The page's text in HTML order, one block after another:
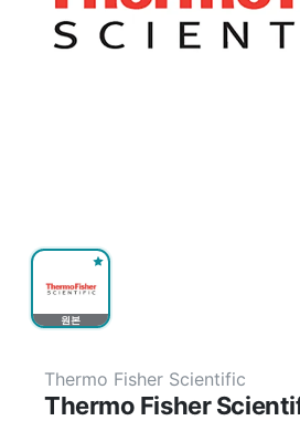
원본
Thermo Fisher Scientific
Thermo Fisher